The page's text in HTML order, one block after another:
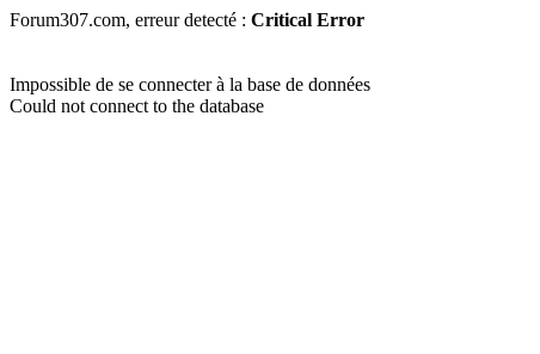
Forum307.com, erreur detecté : Critical Error
Impossible de se connecter à la base de données
Could not connect to the database